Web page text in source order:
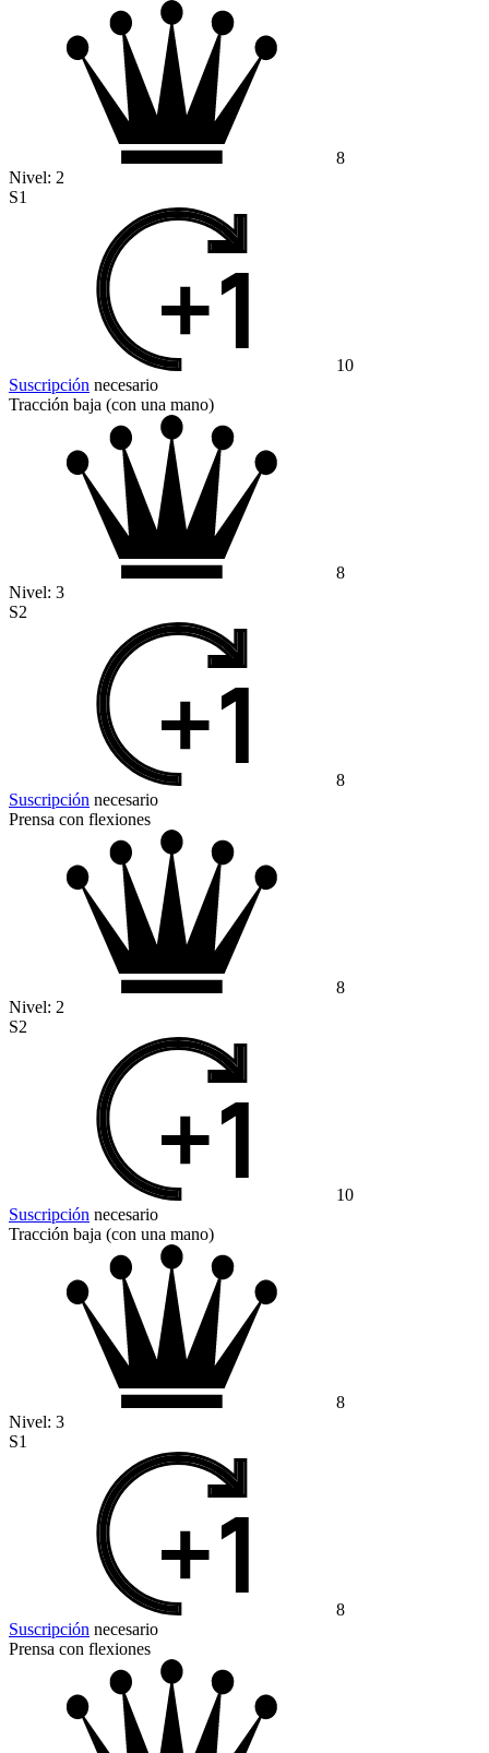
8
Nivel: 2
S1
10
Suscripción necesario
Tracción baja (con una mano)
8
Nivel: 3
S2
8
Suscripción necesario
Prensa con flexiones
8
Nivel: 2
S2
10
Suscripción necesario
Tracción baja (con una mano)
8
Nivel: 3
S1
8
Suscripción necesario
Prensa con flexiones